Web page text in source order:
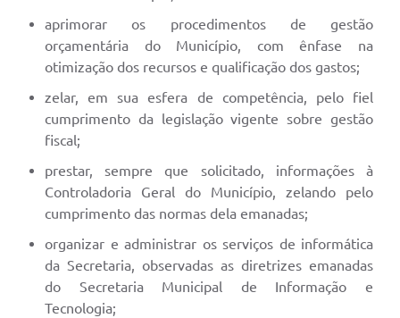
aprimorar os procedimentos de gestão
orçamentária do Município, com ênfase na
otimização dos recursos e qualificação dos gastos;
zelar, em sua esfera de competência, pelo fiel
cumprimento da legislação vigente sobre gestão
fiscal;
prestar, sempre que solicitado, informações à
Controladoria Geral do Município, zelando pelo
cumprimento das normas dela emanadas;
organizar e administrar os serviços de informática
da Secretaria, observadas as diretrizes emanadas
do Secretaria Municipal de Informação e
Tecnologia;